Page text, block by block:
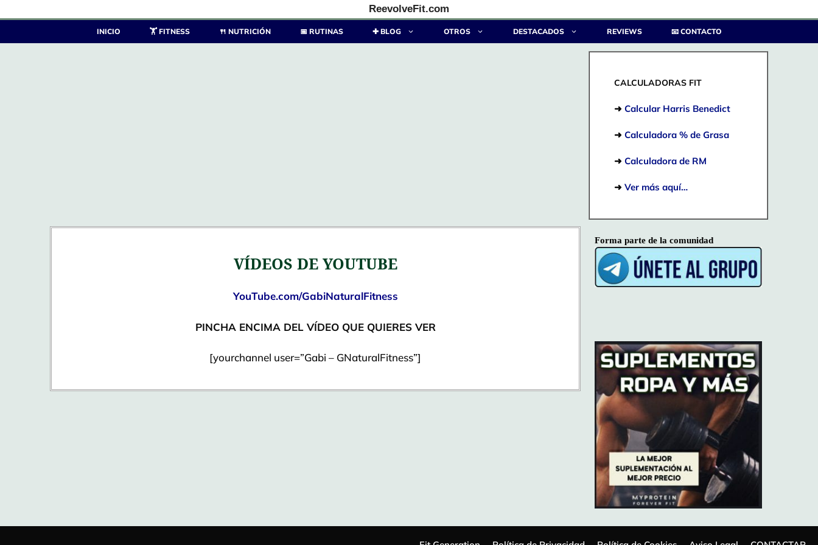
al
ReevolveFit.com
INICIO 🏋️ FITNESS 🍴 NUTRICIÓN 📅 RUTINAS ✚ BLOG OTROS DESTACADOS REVIEWS 📧 CONTACTO
VÍDEOS DE YOUTUBE
YouTube.com/GabiNaturalFitness
PINCHA ENCIMA DEL VÍDEO QUE QUIERES VER
[yourchannel user=”Gabi – GNaturalFitness”]
CALCULADORAS FIT
➜ Calcular Harris Benedict
➜ Calculadora % de Grasa
➜ Calculadora de RM
➜ Ver más aquí…
Forma parte de la comunidad